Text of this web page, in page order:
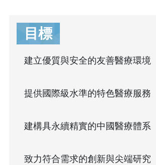
目標
建立優質與安全的友善醫療環境
提供國際級水準的特色醫療服務
建構具永續精實的中國醫療體系
致力符合需求的創新與尖端研究